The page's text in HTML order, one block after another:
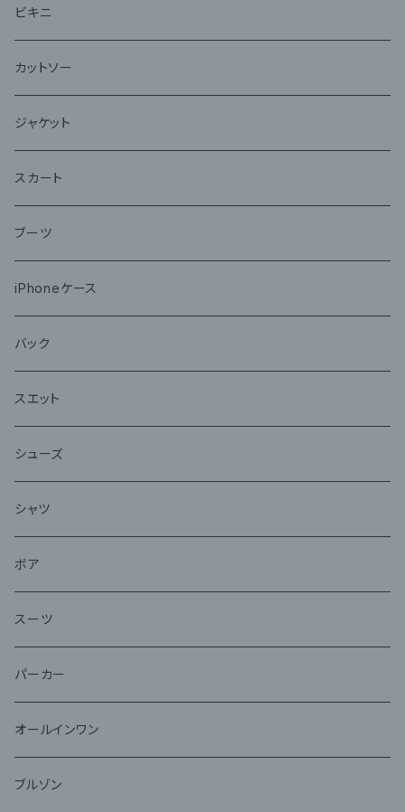
ビキニ
カットソー
ジャケット
スカート
ブーツ
iPhoneケース
バック
スエット
シューズ
シャツ
ボア
スーツ
パーカー
オールインワン
ブルゾン